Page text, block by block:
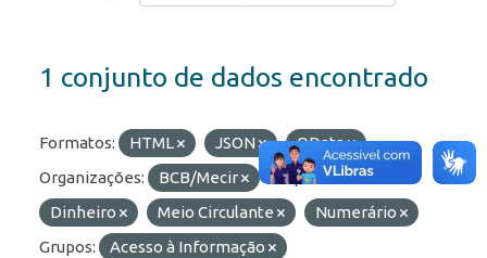
1 conjunto de dados encontrado
Formatos: HTML JSON
OData
Organizações:
BCB/Mecir
Etiquetas:
Dinheiro
Meio Circulante
Numerário
Grupos:
Acesso à Informação